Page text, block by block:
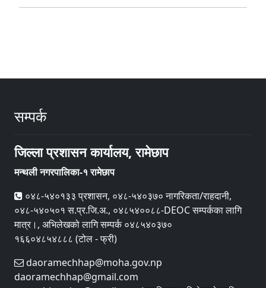
सम्पर्क
जिल्ला प्रशासन कार्यालय, रामेछाप
मन्थली नगरपालिका-१ रामेछाप
०४८-५४०१३३ प्रशासन, ०४८-५४०३७० नागरिकता/राहदानी,
०४८-५४०५०१ स.प्र.जि.अ., ०४८५४००८८-DEOC सम्पर्कका लागि
मात्र।, अभिलेखको लागि सम्पर्क ०४८५४०३७०
१६६०४८५४८८८ (टोल - फ्री)
daoramechhap@moha.gov.np
daoramechhap@gmail.com